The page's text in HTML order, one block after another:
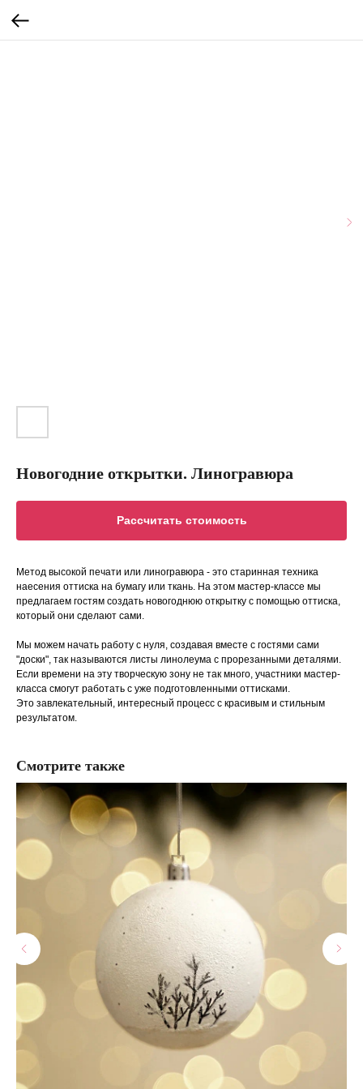
Новогодние открытки. Линогравюра
Рассчитать стоимость
Метод высокой печати или линогравюра - это старинная техника
наесения оттиска на бумагу или ткань. На этом мастер-классе мы
предлагаем гостям создать новогоднюю открытку с помощью оттиска,
который они сделают сами.
Мы можем начать работу с нуля, создавая вместе с гостями сами
"доски", так называются листы линолеума с прорезанными деталями.
Если времени на эту творческую зону не так много, участники мастер-
класса смогут работать с уже подготовленными оттисками.
Это завлекательный, интересный процесс с красивым и стильным
результатом.
Смотрите также